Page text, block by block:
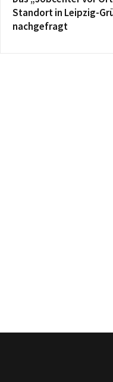
Standort in Leipzig-
nachgefragt